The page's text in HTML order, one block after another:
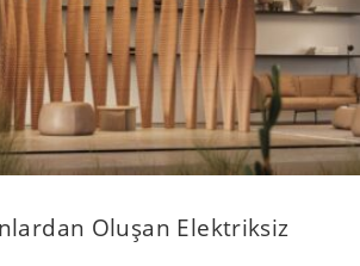
Oluşan Elektriksiz